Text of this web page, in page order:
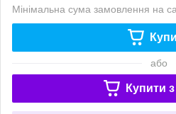
Мінімальна сума замовлення на
або
Купити з